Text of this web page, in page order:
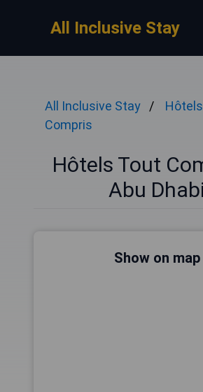
All Inclusive Stay
All Inclusive Stay
Compris
Hôtels Tout
Abu Dhabi
Show on map